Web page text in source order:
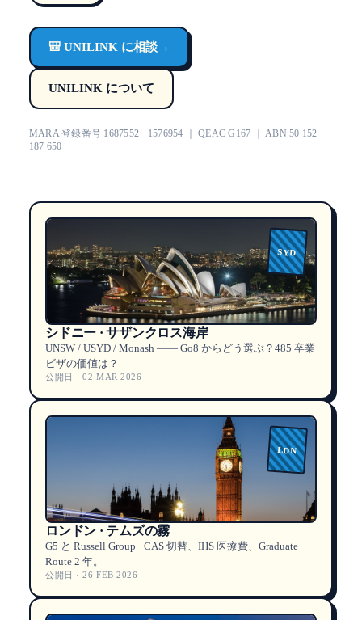
🎒 UNILINK に相談→
UNILINK について
MARA 登録番号 1687552 · 1576954 ｜ QEAC G167 ｜ ABN 50 152
187 650
SYD
シドニー · サザンクロス海岸
UNSW / USYD / Monash —— Go8 からどう選ぶ？485 卒業
ビザの価値は？
公開日 · 02 MAR 2026
LDN
ロンドン · テムズの霧
G5 と Russell Group · CAS 切替、IHS 医療費、Graduate
Route 2 年。
公開日 · 26 FEB 2026